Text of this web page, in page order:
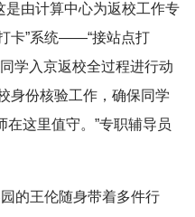
由计算中心为返校工作专
卡”系统——“接站点打
同学入京返校全过程进行动
身份核验工作，确保同学
这里值守。”专职辅导员
的王伦随身带着多件行